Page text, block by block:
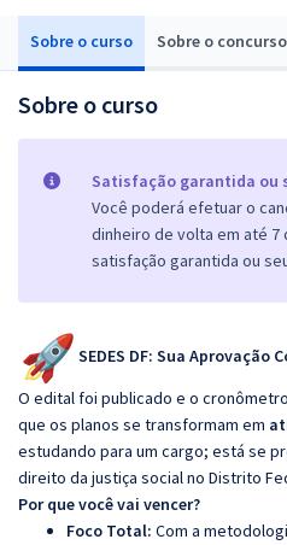
Sobre o curso Sobre o concurso
Sobre o curso
Satisfação garantida ou
Você poderá efetuar o
dinheiro de volta em até 7
satisfação garantida ou
SEDES DF: Sua Aprovação
O edital foi publicado e o
que os planos se transformam em
estudando para um cargo; está se
direito da justiça social no Distrito
Por que você vai vencer?
Foco Total: Com a